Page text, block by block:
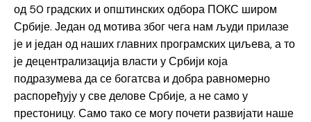
од 50 градских и општинских одбора ПОКС широм
Србије. Један од мотива због чега нам људи прилазе
је и један од наших главних програмских циљева, а то
је децентрализација власти у Србији која
подразумева да се богатсва и добра равномерно
распоређују у све делове Србије, а не само у
престоницу. Само тако се могу почети развијати наше